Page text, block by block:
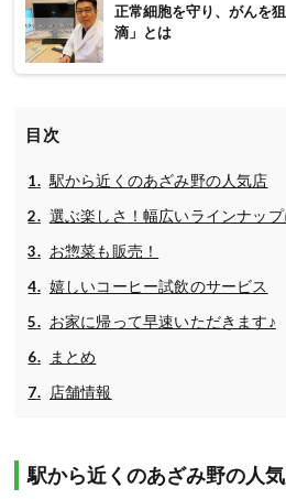
正常細胞を守り、がんを
滴」とは
目次
駅から近くのあざみ野の人気店
選ぶ楽しさ！幅広いラインナッ
お惣菜も販売！
嬉しいコーヒー試飲のサービス
お家に帰って早速いただきます♪
まとめ
店舗情報
駅から近くのあざみ野の人